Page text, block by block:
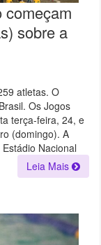
começam
sobre a
atletas. O
Os Jogos
terça-feira, 24, e
(domingo). A
Nacional
Leia Mais